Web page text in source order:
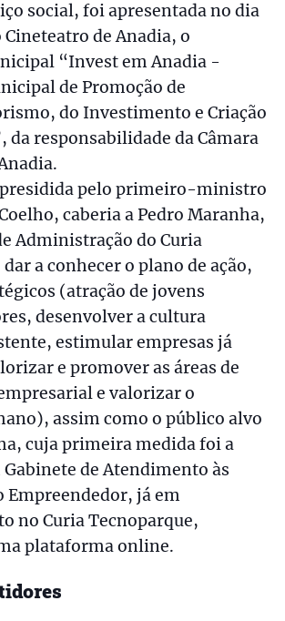
social, foi apresentada no dia
Cineteatro de Anadia, o
“Invest em Anadia -
de Promoção de
do Investimento e Criação
da responsabilidade da Câmara
presidida pelo primeiro-ministro
caberia a Pedro Maranha,
Administração do Curia
a conhecer o plano de ação,
(atração de jovens
desenvolver a cultura
estimular empresas já
e promover as áreas de
e valorizar o
assim como o público alvo
cuja primeira medida foi a
de Atendimento às
Empreendedor, já em
no Curia Tecnoparque,
plataforma online.